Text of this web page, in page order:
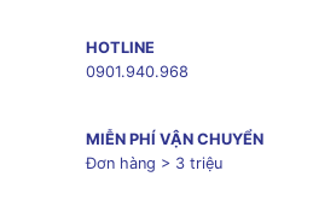
HOTLINE
0901.940.968
MIỄN PHÍ VẬN CHUYỂN
Đơn hàng > 3 triệu